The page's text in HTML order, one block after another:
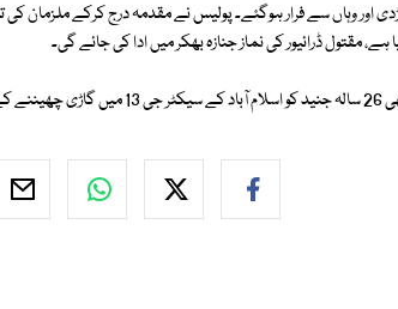
اور وہاں سے فرار ہوگئے۔ پولیس نے مقدمہ درج كرکے ملزمان
مقتول ڈرائیور کی نماز جنازہ بھکر میں ادا کی جائے گی۔